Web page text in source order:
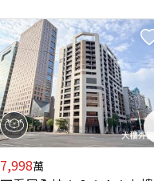
7,998萬